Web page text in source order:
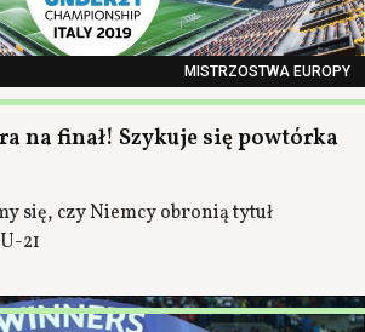
MISTRZOSTWA EUROPY
na finał! Szykuje się powtórka
się, czy Niemcy obronią tytuł
21